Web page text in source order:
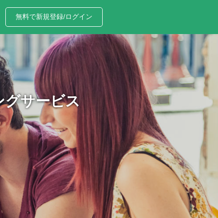
無料で新規登録/ログイン
グサービス